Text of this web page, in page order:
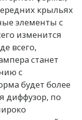
крыльях
элементы с
изменится
всего,
станет
с
будет более
диффузор, по